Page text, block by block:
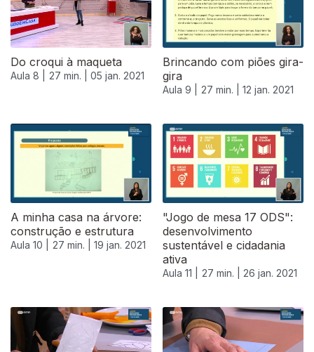
Do croqui à maqueta
Aula 8 | 27 min. | 05 jan. 2021
Brincando com piões gira-
gira
Aula 9 | 27 min. | 12 jan. 2021
A minha casa na árvore:
construção e estrutura
Aula 10 | 27 min. | 19 jan. 2021
"Jogo de mesa 17 ODS":
desenvolvimento
sustentável e cidadania
ativa
Aula 11 | 27 min. | 26 jan. 2021
520094